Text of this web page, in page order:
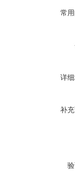
常用
详细
补充